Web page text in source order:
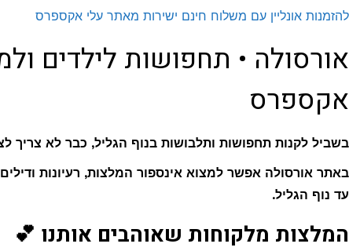
להזמנות אונליין עם משלוח חינם ישירות מאתר עלי אקספרס
אורסולה • תחפושות לילדים
אקספרס
בשביל לקנות תחפושות ותלבושות בנוף הגליל, כבר לא צריך
באתר אורסולה אפשר למצוא אינספור המלצות, רעיונות
עד נוף הגליל.
המלצות מלקוחות שאוהבים אותנו 💕